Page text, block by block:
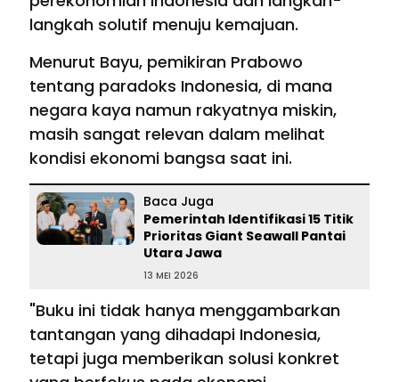
langkah solutif menuju kemajuan.
Menurut Bayu, pemikiran Prabowo
tentang paradoks Indonesia, di mana
negara kaya namun rakyatnya miskin,
masih sangat relevan dalam melihat
kondisi ekonomi bangsa saat ini.
Baca Juga
Pemerintah Identifikasi 15 Titik
Prioritas Giant Seawall Pantai
Utara Jawa
13 MEI 2026
"Buku ini tidak hanya menggambarkan
tantangan yang dihadapi Indonesia,
tetapi juga memberikan solusi konkret